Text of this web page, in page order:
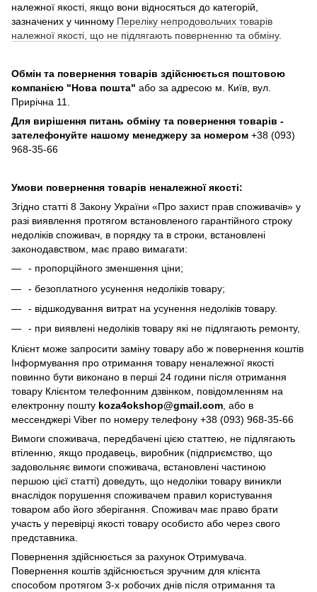
належної якості, якщо вони відносяться до категорій,
зазначених у чинному Переліку непродовольчих товарів
належної якості, що не підлягають поверненню та обміну.
Обмін та повернення товарів здійснюється поштовою
компанією "Нова пошта" або за адресою м. Київ, вул.
Прирічна 11.
Для вирішення питань обміну та повернення товарів -
зателефонуйте нашому менеджеру за номером +38 (093)
968-35-66
Умови повернення товарів неналежної якості:
Згідно статті 8 Закону України «Про захист прав споживачів» у
разі виявлення протягом встановленого гарантійного строку
недоліків споживач, в порядку та в строки, встановлені
законодавством, має право вимагати:
- пропорційного зменшення ціни;
- безоплатного усунення недоліків товару;
- відшкодування витрат на усунення недоліків товару.
- при виявлені недоліків товару які не підлягають ремонту,
Клієнт може запросити заміну товару або ж повернення коштів
Інформування про отримання товару неналежної якості
повинно бути виконано в перші 24 години після отримання
товару Клієнтом телефонним дзвінком, повідомленням на
електронну пошту koza4okshop@gmail.com , або в
мессенджері Viber по номеру телефону +38 (093) 968-35-66
Вимоги споживача, передбачені цією статтею, не підлягають
втіленню, якщо продавець, виробник (підприємство, що
задовольняє вимоги споживача, встановлені частиною
першою цієї статті) доведуть, що недоліки товару виникли
внаслідок порушення споживачем правил користування
товаром або його зберігання. Споживач має право брати
участь у перевірці якості товару особисто або через свого
представника.
Повернення здійснюється за рахунок Отримувача.
Повернення коштів здійснюється зручним для клієнта
способом протягом 3-х робочих днів після отримання та